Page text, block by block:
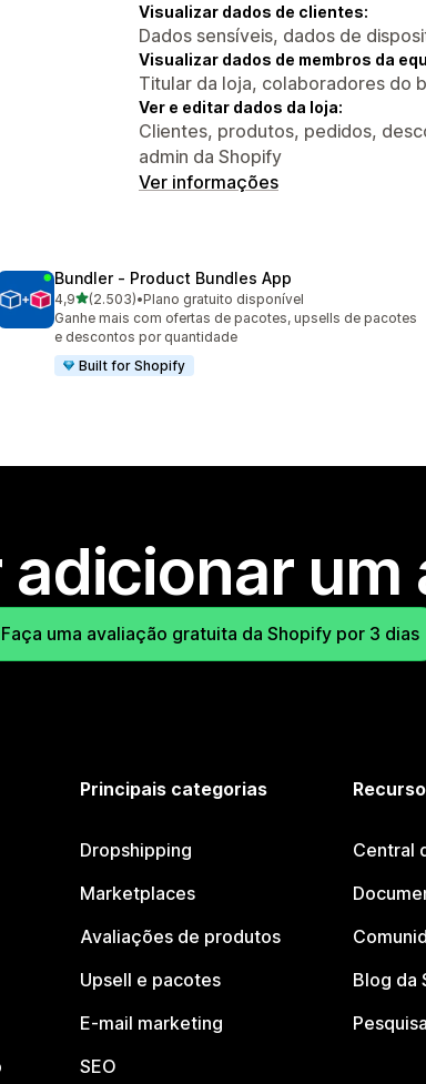
Visualizar dados de clientes:
Dados sensíveis, dados de
Visualizar dados de membros da
Titular da loja, colaboradores do
Ver e editar dados da loja:
Clientes, produtos, pedidos,
admin da Shopify
Ver informações
Bundler ‑ Product Bundles App
4,9de 5 estrelas
(2.503)
2503 avaliações ao todo
•Plano gratuito disponível
Ganhe mais com ofertas de pacotes, upsells de pacotes
e descontos por quantidade
Built for Shopify
adicionar um
Faça uma avaliação gratuita da Shopify por 3 dias
Principais categorias
Dropshipping
Marketplaces
Avaliações de produtos
Upsell e pacotes
E-mail marketing
SEO
Central
Blog da